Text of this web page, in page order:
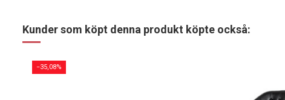
Kunder som köpt denna produkt köpte också:
−35,08%